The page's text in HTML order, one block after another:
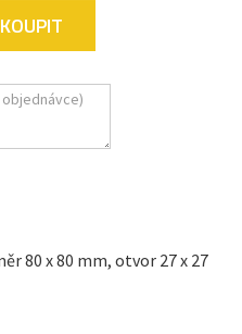
KOUPIT
80 x 80 mm, otvor 27 x 27